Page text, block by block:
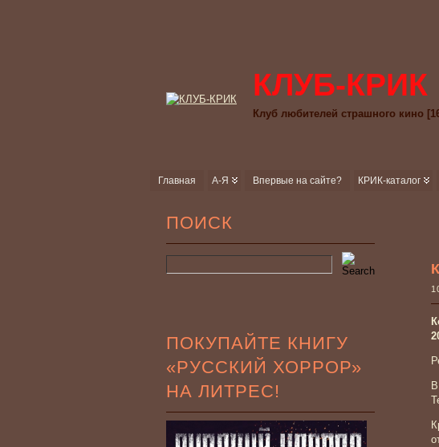
КЛУБ-КРИК
Клуб любителей страшного кино
Главная А-Я Впервые на сайте? КРИК-каталог
ПОИСК
ПОКУПАЙТЕ КНИГУ
«РУССКИЙ ХОРРОР»
НА ЛИТРЕС!